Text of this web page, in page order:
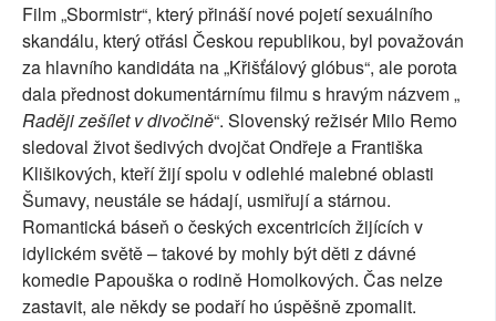
Film „Sbormistr“, který přináší nové pojetí sexuálního
skandálu, který otřásl Českou republikou, byl považován
za hlavního kandidáta na „Křišťálový glóbus“, ale porota
dala přednost dokumentárnímu filmu s hravým názvem „
Raději zešílet v divočině“. Slovenský režisér Milo Remo
sledoval život šedivých dvojčat Ondřeje a Františka
Klišikových, kteří žijí spolu v odlehlé malebné oblasti
Šumavy, neustále se hádají, usmiřují a stárnou.
Romantická báseň o českých excentricích žijících v
idylickém světě – takové by mohly být děti z dávné
komedie Papouška o rodině Homolkových. Čas nelze
zastavit, ale někdy se podaří ho úspěšně zpomalit.